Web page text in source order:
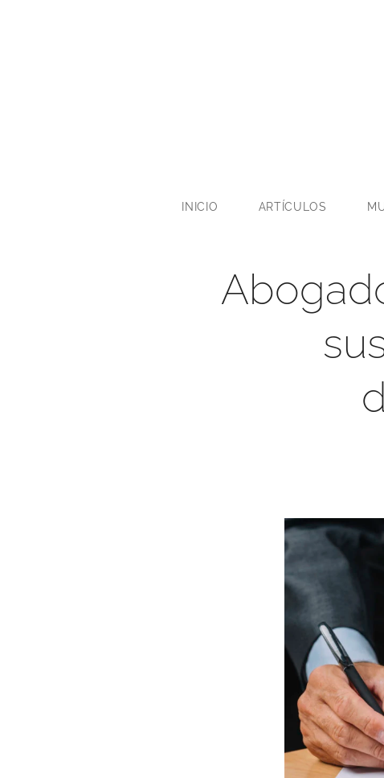
INICIO ARTÍCULOS